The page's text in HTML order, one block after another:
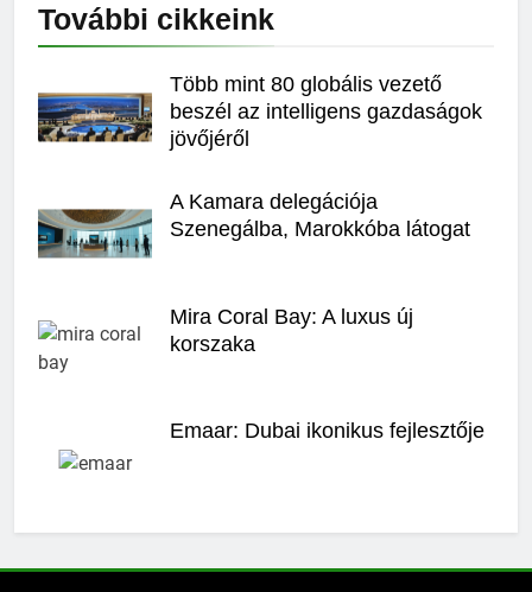
További cikkeink
Több mint 80 globális vezető
beszél az intelligens gazdaságok
jövőjéről
A Kamara delegációja
Szenegálba, Marokkóba látogat
Mira Coral Bay: A luxus új
korszaka
Emaar: Dubai ikonikus fejlesztője